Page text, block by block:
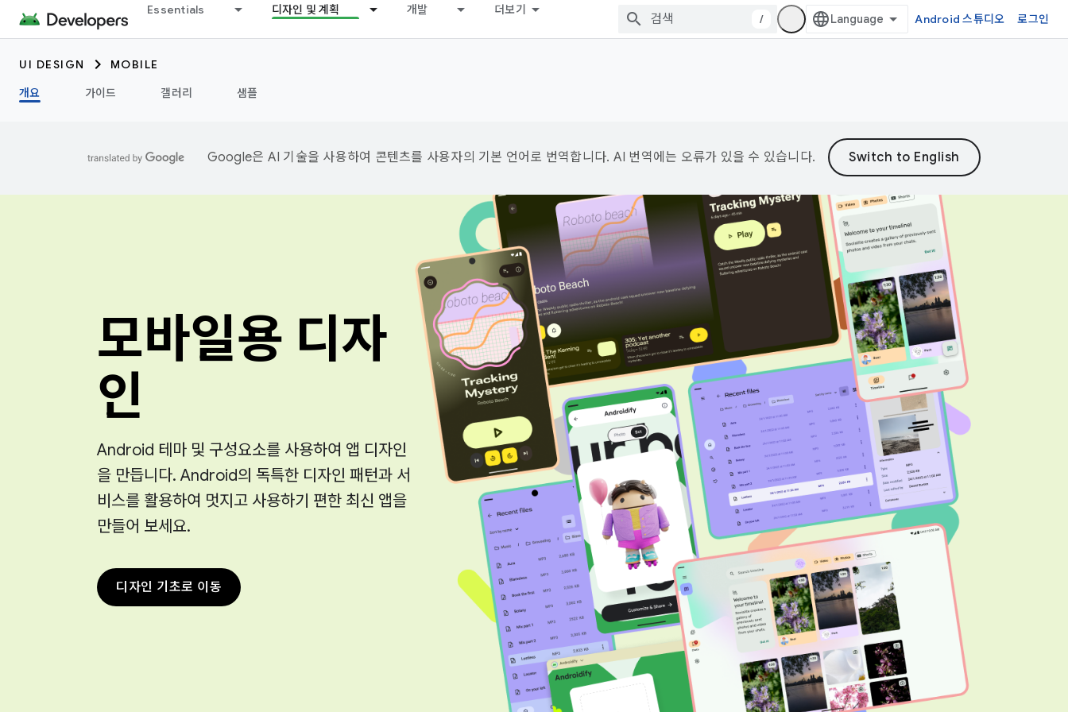
Essentials 디자인 및 계획 개발 더보기
/ Android 스튜디오 로그인
UI DESIGN
MOBILE
개요
가이드 갤러리 샘플
Google은 AI 기술을 사용하여 콘텐츠를 사용자의 기본 언어로 번역합니다. AI 번역에는 오류가 있을 수 있습니다.
모바일용 디자
인
Android 테마 및 구성요소를 사용하여 앱 디자인
을 만듭니다. Android의 독특한 디자인 패턴과 서
비스를 활용하여 멋지고 사용하기 편한 최신 앱을
만들어 보세요.
디자인 기초로 이동